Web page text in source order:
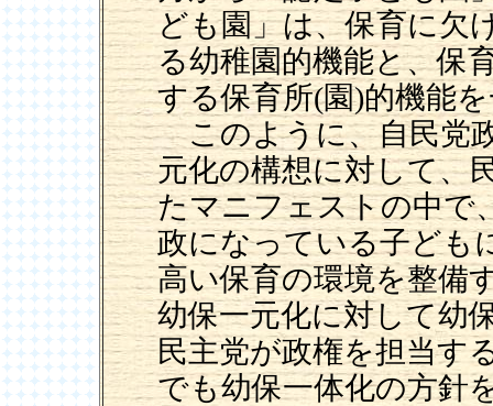
ども園」は、保育に欠
る幼稚園的機能と、保
する保育所(園)的機能
このように、自民党
元化の構想に対して、
たマニフェストの中で
政になっている子ども
高い保育の環境を整備
幼保一元化に対して幼
民主党が政権を担当す
でも幼保一体化の方針